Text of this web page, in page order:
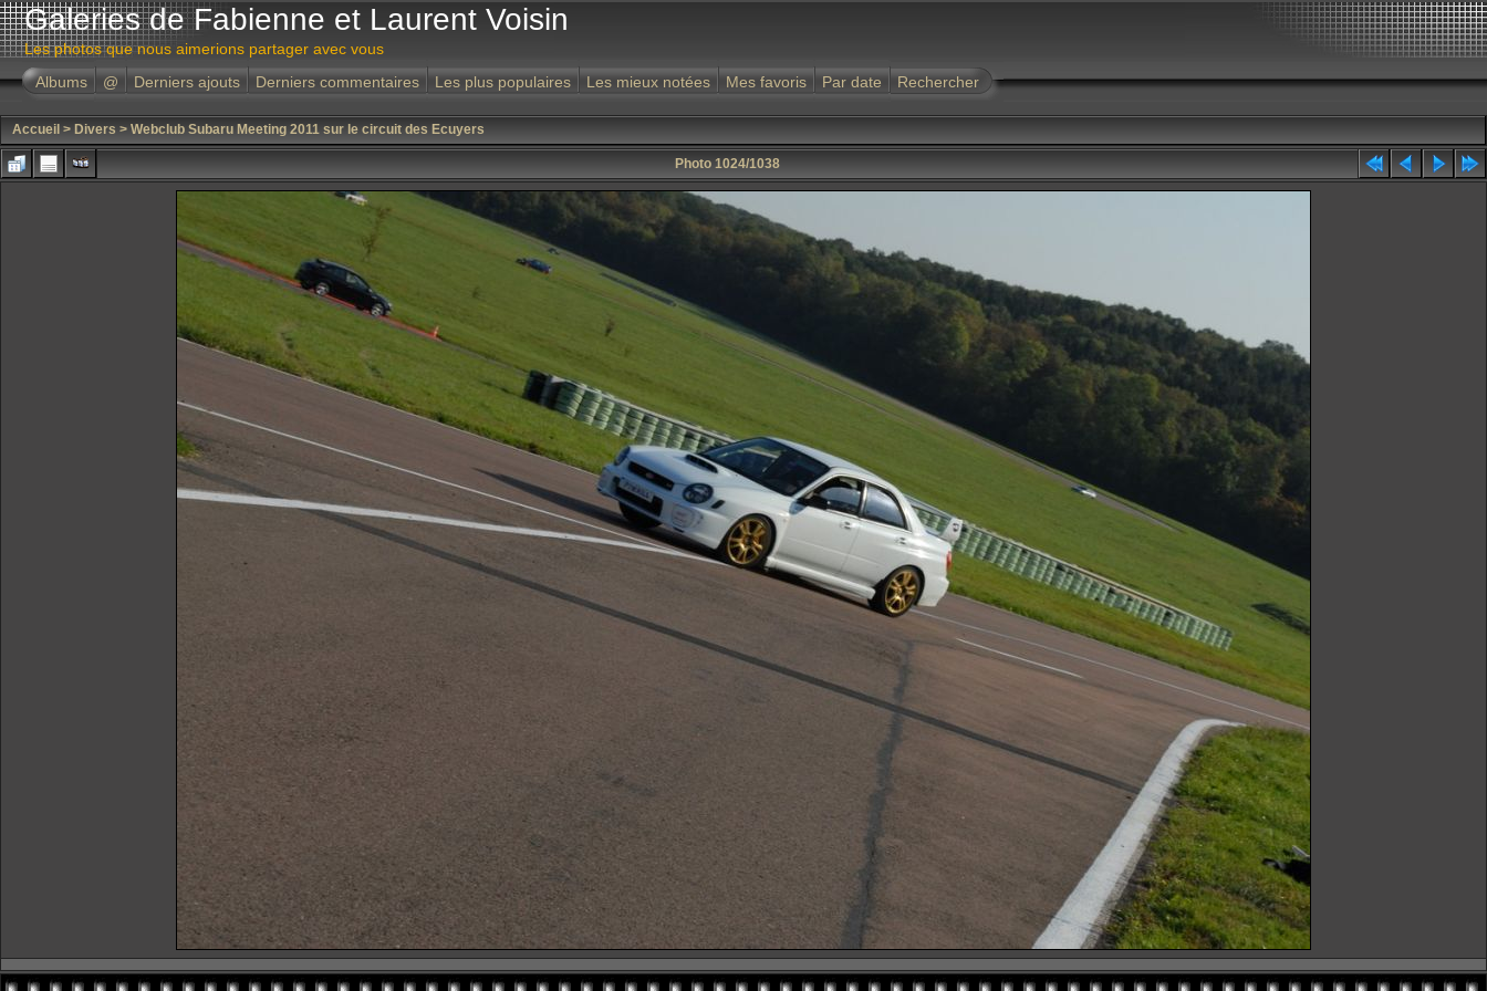
Galeries de Fabienne et Laurent Voisin
Les photos que nous aimerions partager avec vous
Albums
@ Derniers ajouts Derniers commentaires Les plus populaires Les mieux notées Mes favoris Par date Rechercher
Accueil > Divers > Webclub Subaru Meeting 2011 sur le circuit des Ecuyers
Photo 1024/1038